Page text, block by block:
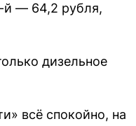
— 64,2 рубля,
дизельное
всё спокойно, на